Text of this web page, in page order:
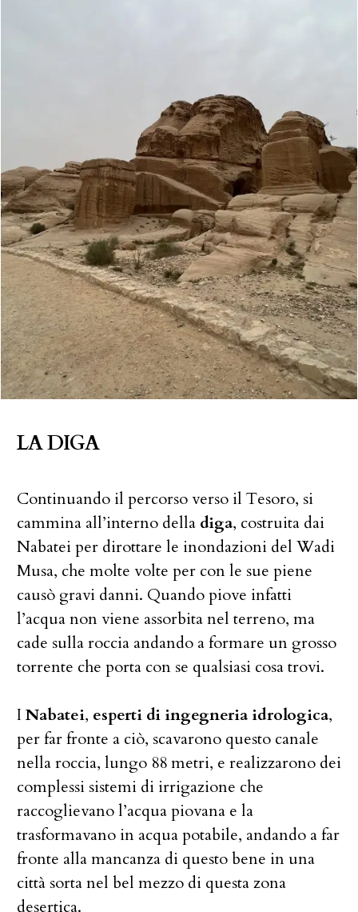
LA DIGA
Continuando il percorso verso il Tesoro, si
cammina all’interno della diga, costruita dai
Nabatei per dirottare le inondazioni del Wadi
Musa, che molte volte per con le sue piene
causò gravi danni. Quando piove infatti
l’acqua non viene assorbita nel terreno, ma
cade sulla roccia andando a formare un grosso
torrente che porta con se qualsiasi cosa trovi.
I Nabatei, esperti di ingegneria idrologica,
per far fronte a ciò, scavarono questo canale
nella roccia, lungo 88 metri, e realizzarono dei
complessi sistemi di irrigazione che
raccoglievano l’acqua piovana e la
trasformavano in acqua potabile, andando a far
fronte alla mancanza di questo bene in una
città sorta nel bel mezzo di questa zona
desertica.